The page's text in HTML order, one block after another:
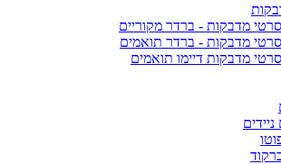
מדבקות - ברדר מקוריים
מדבקות - ברדר תואמים
מדבקות דיימו תואמים